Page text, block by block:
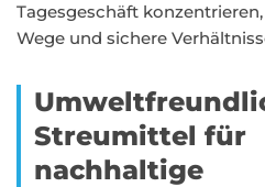
Tagesgeschäft
Wege und sichere
Streumittel für
nachhaltige